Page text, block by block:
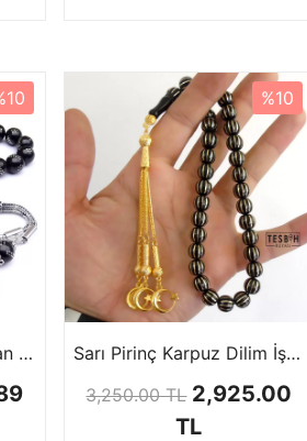
Gümüş İşlemeli Gürcistan Oltu Tesbih
%10
Sarı Pirinç Karpuz Dilim İşlemeli Oltu Tesbih
3,250.00 TL 2,925.00
TL